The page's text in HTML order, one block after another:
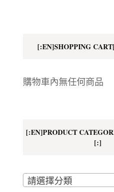
[:EN]SHOPPING
購物車內無任何商品
[:EN]PRODUCT
[:]
請選擇分類